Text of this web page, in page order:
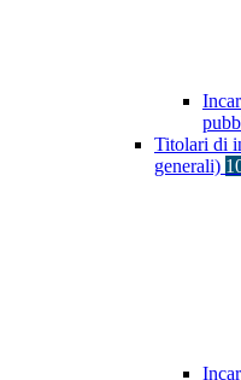
Titolari di
generali)